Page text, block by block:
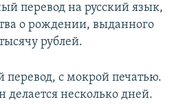
перевод на русский язык,
о рождении, выданного
рублей.
с мокрой печатью.
несколько дней.